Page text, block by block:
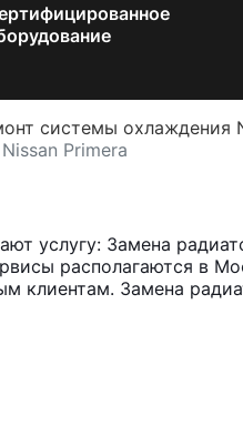
системы охлаждения
Primera
услугу: Замена
располагаются в
клиентам. Замена